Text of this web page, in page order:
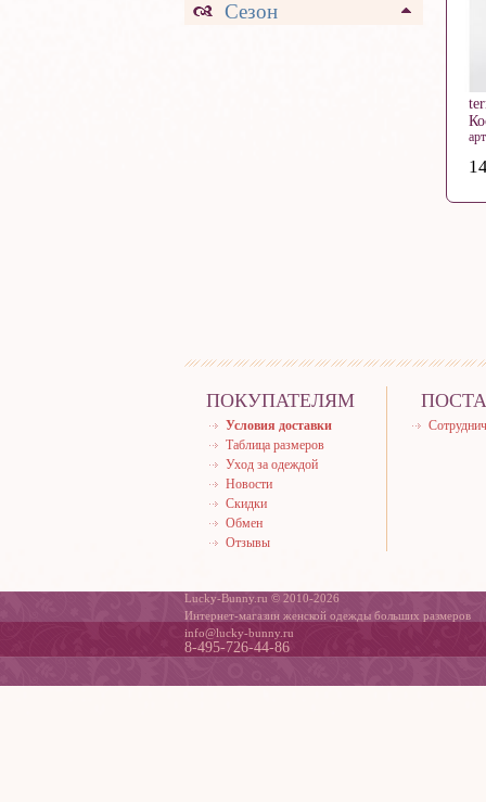
Сезон
ПОКУПАТЕЛЯМ
Условия доставки
Таблица размеров
Уход за одеждой
Новости
Скидки
Обмен
Отзывы
Lucky-Bunny.ru © 2010-2026
Интернет-магазин женской одежды больших размеров
info@lucky-bunny.ru
8-495-726-44-86